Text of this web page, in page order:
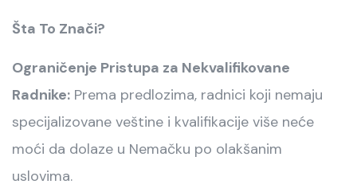
Šta To Znači?
Ograničenje Pristupa za Nekvalifikovane
Radnike: Prema predlozima, radnici koji nemaju
specijalizovane veštine i kvalifikacije više neće
moći da dolaze u Nemačku po olakšanim
uslovima.